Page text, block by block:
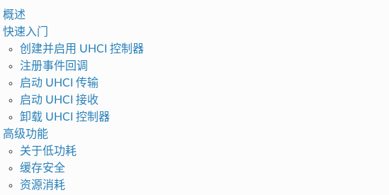
概述
快速入门
创建并启用 UHCI 控制器
注册事件回调
启动 UHCI 传输
启动 UHCI 接收
卸载 UHCI 控制器
高级功能
关于低功耗
缓存安全
资源消耗